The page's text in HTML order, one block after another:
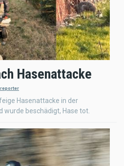
Hasenattacke
Hasenattacke in der
wurde beschädigt, Hase tot.